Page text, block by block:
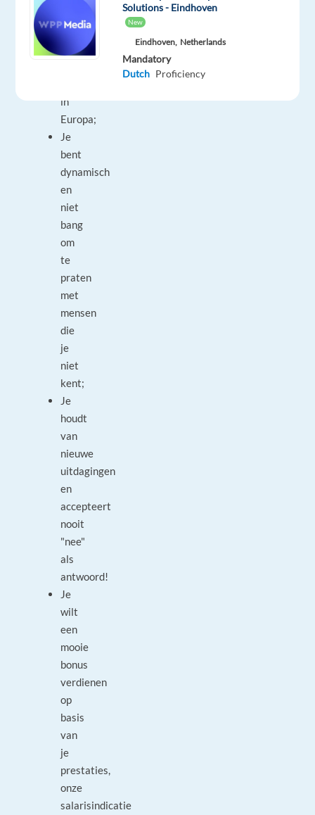
van
in
Europa;
Je
bent
dynamisch
en
niet
bang
om
te
praten
met
mensen
die
je
niet
kent;
Je
houdt
van
nieuwe
uitdagingen
en
accepteert
nooit
"nee"
als
antwoord!
Je
wilt
een
mooie
bonus
verdienen
op
basis
van
je
prestaties,
onze
salarisindicatie
Solutions - Eindhoven
New
Eindhoven, Netherlands
Mandatory
Dutch Proficiency